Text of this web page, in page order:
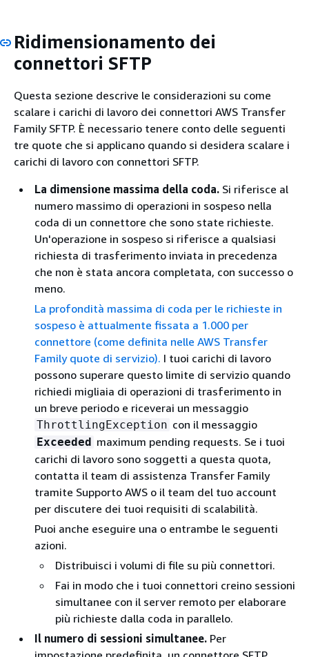
Ridimensionamento dei
connettori SFTP
Questa sezione descrive le considerazioni su come
scalare i carichi di lavoro dei connettori AWS Transfer
Family SFTP. È necessario tenere conto delle seguenti
tre quote che si applicano quando si desidera scalare i
carichi di lavoro con connettori SFTP.
La dimensione massima della coda. Si riferisce al
numero massimo di operazioni in sospeso nella
coda di un connettore che sono state richieste.
Un'operazione in sospeso si riferisce a qualsiasi
richiesta di trasferimento inviata in precedenza
che non è stata ancora completata, con successo o
meno.
La profondità massima di coda per le richieste in
sospeso è attualmente fissata a 1.000 per
connettore (come definita nelle AWS Transfer
Family quote di servizio). I tuoi carichi di lavoro
possono superare questo limite di servizio quando
richiedi migliaia di operazioni di trasferimento in
un breve periodo e riceverai un messaggio
ThrottlingException con il messaggio
Exceeded maximum pending requests. Se i tuoi
carichi di lavoro sono soggetti a questa quota,
contatta il team di assistenza Transfer Family
tramite Supporto AWS o il team del tuo account
per discutere dei tuoi requisiti di scalabilità.
Puoi anche eseguire una o entrambe le seguenti
azioni.
Distribuisci i volumi di file su più connettori.
Fai in modo che i tuoi connettori creino sessioni
simultanee con il server remoto per elaborare
più richieste dalla coda in parallelo.
Il numero di sessioni simultanee. Per